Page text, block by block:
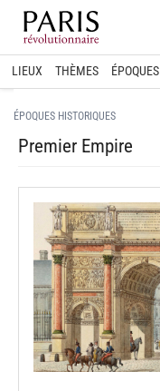
Home
LIEUX THÈMES ÉPOQUES
ÉPOQUES HISTORIQUES
Premier Empire